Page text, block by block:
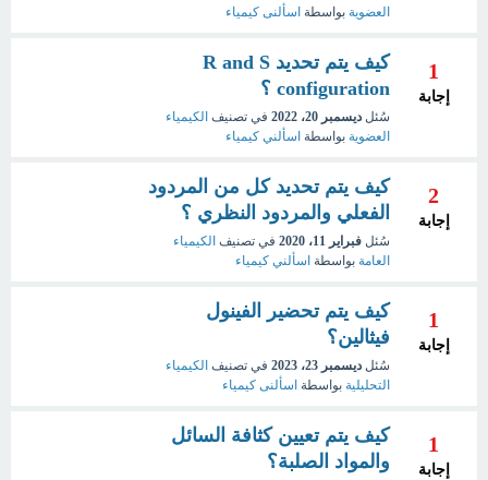
العضوية بواسطة اسألنى كيمياء
1
إجابة
كيف يتم تحديد R and S
configuration ؟
سُئل ديسمبر 20، 2022 في تصنيف الكيمياء
العضوية بواسطة اسألني كيمياء
2
إجابة
كيف يتم تحديد كل من المردود
الفعلي والمردود النظري ؟
سُئل فبراير 11، 2020 في تصنيف الكيمياء
العامة بواسطة اسألني كيمياء
1
إجابة
كيف يتم تحضير الفينول
فيثالين؟
سُئل ديسمبر 23، 2023 في تصنيف الكيمياء
التحليلية بواسطة اسألنى كيمياء
1
إجابة
كيف يتم تعيين كثافة السائل
والمواد الصلبة؟